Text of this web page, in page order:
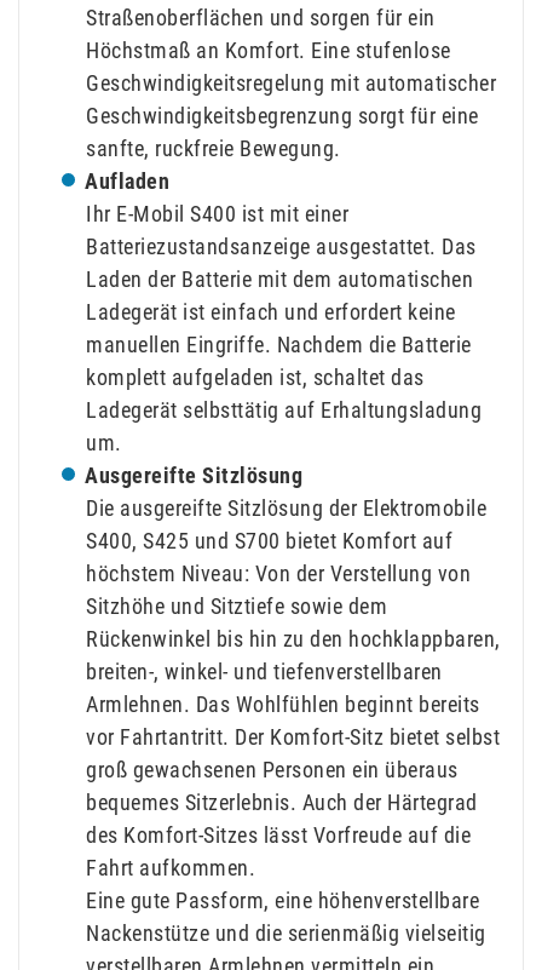
Straßenoberflächen und sorgen für ein
Höchstmaß an Komfort. Eine stufenlose
Geschwindigkeitsregelung mit automatischer
Geschwindigkeitsbegrenzung sorgt für eine
sanfte, ruckfreie Bewegung.
Aufladen
Ihr E-Mobil S400 ist mit einer
Batteriezustandsanzeige ausgestattet. Das
Laden der Batterie mit dem automatischen
Ladegerät ist einfach und erfordert keine
manuellen Eingriffe. Nachdem die Batterie
komplett aufgeladen ist, schaltet das
Ladegerät selbsttätig auf Erhaltungsladung
um.
Ausgereifte Sitzlösung
Die ausgereifte Sitzlösung der Elektromobile
S400, S425 und S700 bietet Komfort auf
höchstem Niveau: Von der Verstellung von
Sitzhöhe und Sitztiefe sowie dem
Rückenwinkel bis hin zu den hochklappbaren,
breiten-, winkel- und tiefenverstellbaren
Armlehnen. Das Wohlfühlen beginnt bereits
vor Fahrtantritt. Der Komfort-Sitz bietet selbst
groß gewachsenen Personen ein überaus
bequemes Sitzerlebnis. Auch der Härtegrad
des Komfort-Sitzes lässt Vorfreude auf die
Fahrt aufkommen.
Eine gute Passform, eine höhenverstellbare
Nackenstütze und die serienmäßig vielseitig